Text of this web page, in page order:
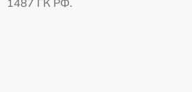
1487 ГК РФ.